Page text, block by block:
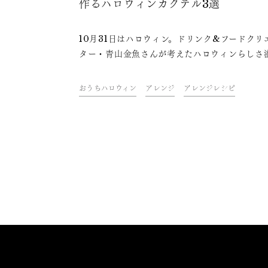
作るハロウィンカクテル3選
10月31日はハロウィン。ドリンク&フードクリ
ター・青山金魚さんが考えたハロウィンらしさ
す。今年のハロウィンナイトは、色合いや食感な
五感で楽しめる遊び心満点のカクテルで乾杯し
おうちハロウィン アレンジ アレンジレシピ